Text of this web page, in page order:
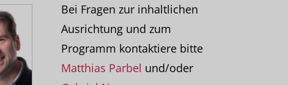
Bei Fragen zur inhaltlichen
Ausrichtung und zum
Programm kontaktiere bitte
Matthias Parbel und/oder